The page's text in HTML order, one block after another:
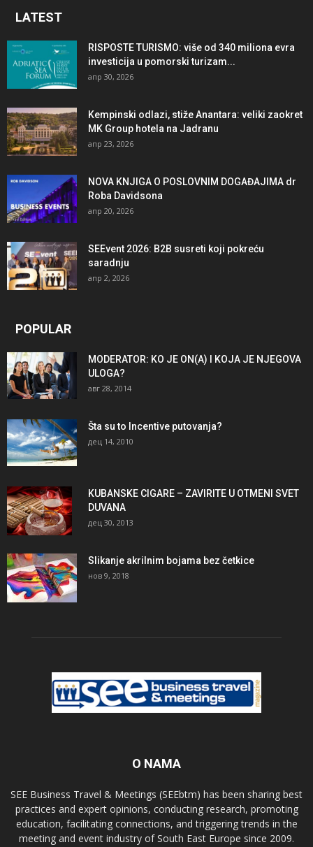
LATEST
RISPOSTE TURISMO: više od 340 miliona evra
investicija u pomorski turizam...
апр 30, 2026
Kempinski odlazi, stiže Anantara: veliki zaokret
MK Group hotela na Jadranu
апр 23, 2026
NOVA KNJIGA O POSLOVNIM DOGAĐAJIMA dr
Roba Davidsona
апр 20, 2026
SEEvent 2026: B2B susreti koji pokreću
saradnju
апр 2, 2026
POPULAR
MODERATOR: KO JE ON(A) I KOJA JE NJEGOVA
ULOGA?
авг 28, 2014
Šta su to Incentive putovanja?
дец 14, 2010
KUBANSKE CIGARE – ZAVIRITE U OTMENI SVET
DUVANA
дец 30, 2013
Slikanje akrilnim bojama bez četkice
нов 9, 2018
O NAMA
SEE Business Travel & Meetings (SEEbtm) has been sharing best
practices and expert opinions, conducting research, promoting
education, facilitating connections, and triggering trends in the
meeting and event industry of South East Europe since 2009.